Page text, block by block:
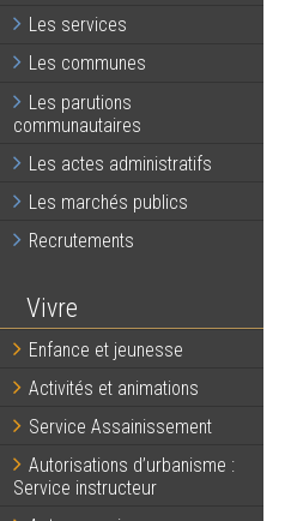
Les services
Les communes
Les parutions
communautaires
Les actes administratifs
Les marchés publics
Recrutements
Vivre
Enfance et jeunesse
Activités et animations
Service Assainissement
Autorisations d’urbanisme :
Service instructeur